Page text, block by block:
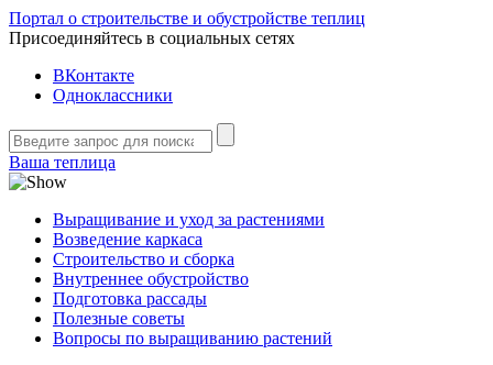
Портал о строительстве и обустройстве теплиц
Присоединяйтесь в социальных сетях
ВКонтакте
Одноклассники
Ваша теплица
Выращивание и уход за растениями
Возведение каркаса
Строительство и сборка
Внутреннее обустройство
Подготовка рассады
Полезные советы
Вопросы по выращиванию растений